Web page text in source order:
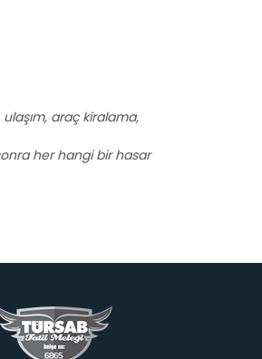
araç kiralama,
her hangi bir hasar